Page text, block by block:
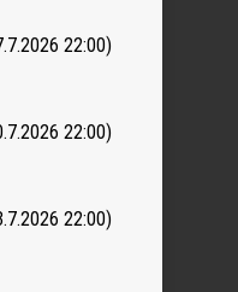
22:00)
22:00)
22:00)